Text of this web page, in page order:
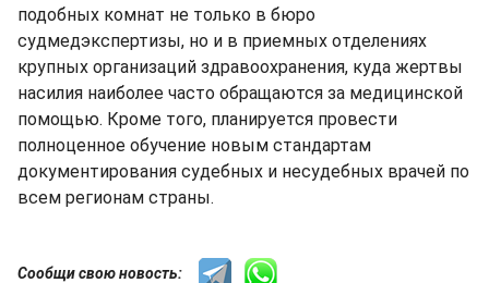
подобных комнат не только в бюро
судмедэкспертизы, но и в приемных отделениях
крупных организаций здравоохранения, куда жертвы
насилия наиболее часто обращаются за медицинской
помощью. Кроме того, планируется провести
полноценное обучение новым стандартам
документирования судебных и несудебных врачей по
всем регионам страны.
Сообщи свою новость: